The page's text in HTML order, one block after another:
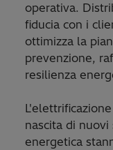
operativa.
fiducia con i
ottimizza la
prevenzione,
resilienza
nascita di
energetica